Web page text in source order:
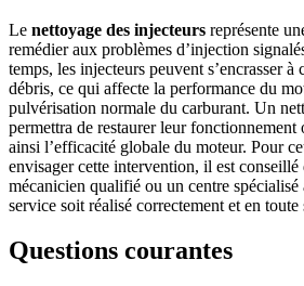
Le nettoyage des injecteurs représente
remédier aux problèmes d’injection
temps, les injecteurs peuvent s’encrasser à
débris, ce qui affecte la performance du
pulvérisation normale du carburant. Un
permettra de restaurer leur fonctionnement
ainsi l’efficacité globale du moteur. Pour
envisager cette intervention, il est conseillé
mécanicien qualifié ou un centre
service soit réalisé correctement et en toute
Questions courantes